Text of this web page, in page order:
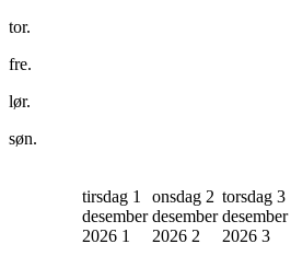
tor.
fre.
lør.
søn.
tirsdag 1
desember
2026 1
onsdag 2
desember
2026 2
torsdag 3
desember
2026 3